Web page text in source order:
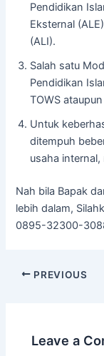
Pendidikan
Eksternal
(ALI).
⁠Salah satu
Pendidikan
TOWS
⁠Untuk
ditempuh
usaha
Nah bila Bapak
lebih dalam,
0895-32300-
PREVIOUS
Leave a